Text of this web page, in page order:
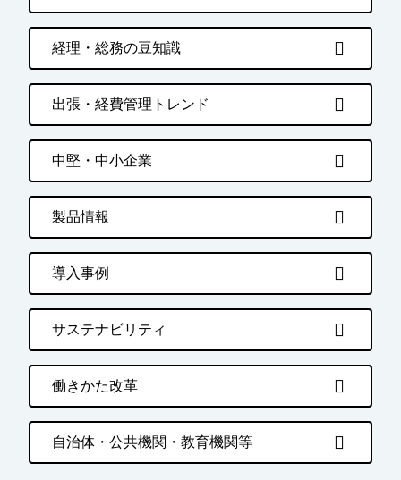
経理・総務の豆知識
出張・経費管理トレンド
中堅・中小企業
製品情報
導入事例
サステナビリティ
働きかた改革
自治体・公共機関・教育機関等